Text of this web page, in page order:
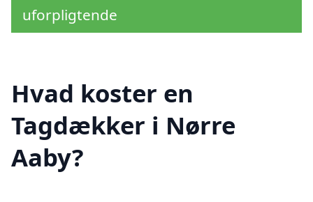
uforpligtende
Hvad koster en
Tagdækker i Nørre
Aaby?